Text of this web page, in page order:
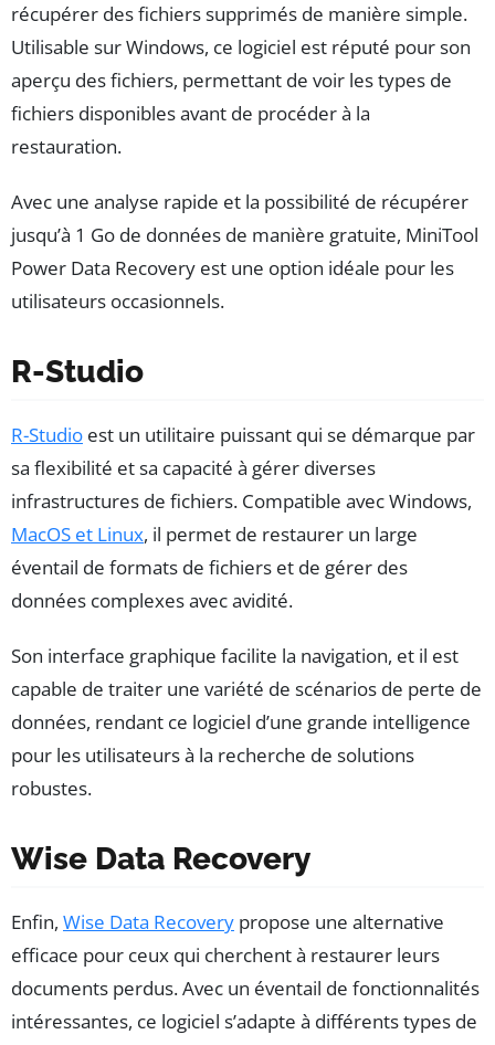
récupérer des fichiers supprimés de manière simple.
Utilisable sur Windows, ce logiciel est réputé pour son
aperçu des fichiers, permettant de voir les types de
fichiers disponibles avant de procéder à la
restauration.
Avec une analyse rapide et la possibilité de récupérer
jusqu’à 1 Go de données de manière gratuite, MiniTool
Power Data Recovery est une option idéale pour les
utilisateurs occasionnels.
R-Studio
R-Studio est un utilitaire puissant qui se démarque par
sa flexibilité et sa capacité à gérer diverses
infrastructures de fichiers. Compatible avec Windows,
MacOS et Linux, il permet de restaurer un large
éventail de formats de fichiers et de gérer des
données complexes avec avidité.
Son interface graphique facilite la navigation, et il est
capable de traiter une variété de scénarios de perte de
données, rendant ce logiciel d’une grande intelligence
pour les utilisateurs à la recherche de solutions
robustes.
Wise Data Recovery
Enfin, Wise Data Recovery propose une alternative
efficace pour ceux qui cherchent à restaurer leurs
documents perdus. Avec un éventail de fonctionnalités
intéressantes, ce logiciel s’adapte à différents types de